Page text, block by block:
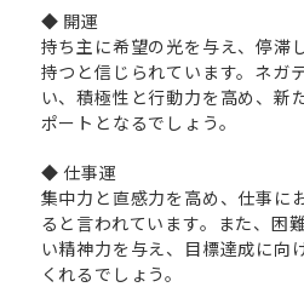
◆ 開運
持ち主に希望の光を与え、停滞
持つと信じられています。ネガ
い、積極性と行動力を高め、新
ポートとなるでしょう。
◆ 仕事運
集中力と直感力を高め、仕事に
ると言われています。また、困
い精神力を与え、目標達成に向
くれるでしょう。